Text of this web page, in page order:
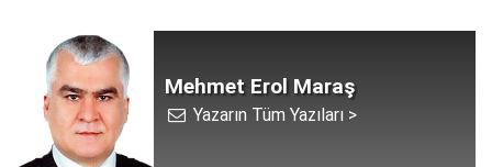
Mehmet Erol Maraş
Yazarın Tüm Yazıları >